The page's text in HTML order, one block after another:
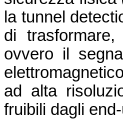
la tunnel
di
ovvero il
ad alta
fruibili dagli